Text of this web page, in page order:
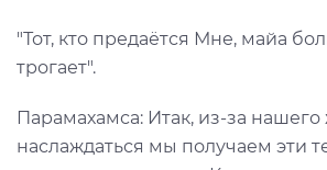
"Тот, кто предаётся Мне, майа
трогает".
Парамахамса: Итак, из-за
наслаждаться мы получаем эти